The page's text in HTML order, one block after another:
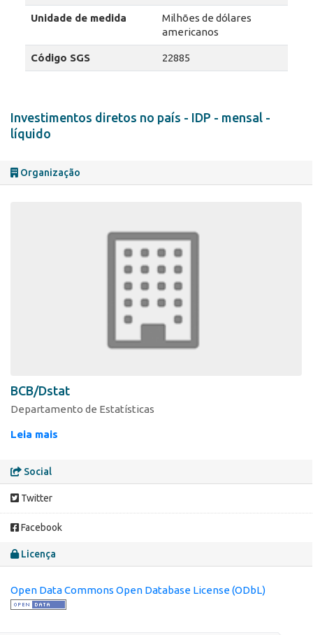
Investimentos diretos no país - IDP - mensal -
líquido
Organização
BCB/Dstat
Departamento de Estatísticas
Leia mais
Social
Twitter
Facebook
Licença
Open Data Commons Open Database License (ODbL)
Unidade de medida
Milhões de dólares
americanos
Código SGS 22885